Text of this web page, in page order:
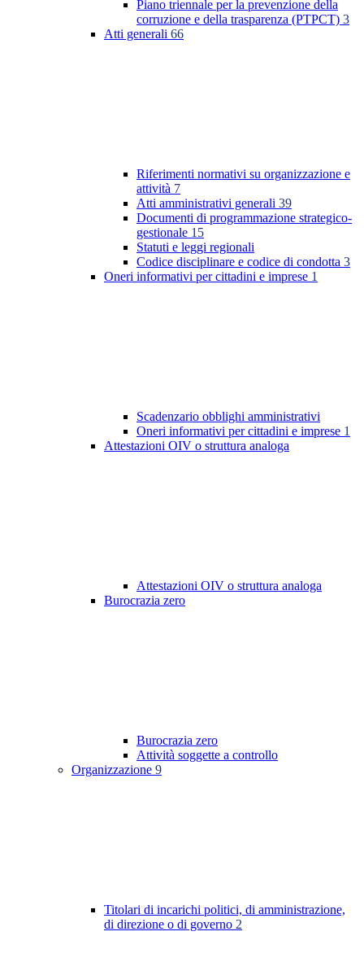
Piano triennale per la prevenzione della
corruzione e della trasparenza (PTPCT) 3
Atti generali 66
Riferimenti normativi su organizzazione e
attività 7
Atti amministrativi generali 39
Documenti di programmazione strategico-
gestionale 15
Statuti e leggi regionali
Codice disciplinare e codice di condotta 3
Oneri informativi per cittadini e imprese 1
Scadenzario obblighi amministrativi
Oneri informativi per cittadini e imprese 1
Attestazioni OIV o struttura analoga
Attestazioni OIV o struttura analoga
Burocrazia zero
Burocrazia zero
Attività soggette a controllo
Organizzazione 9
Titolari di incarichi politici, di amministrazione,
di direzione o di governo 2